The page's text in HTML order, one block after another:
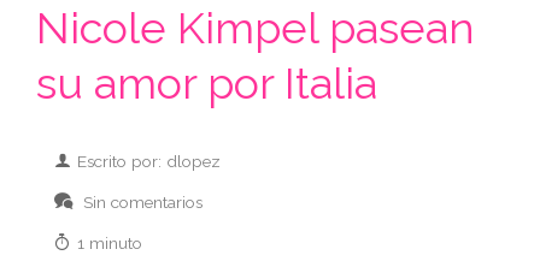
Nicole Kimpel pasean
su amor por Italia
Escrito por: dlopez
Sin comentarios
1 minuto